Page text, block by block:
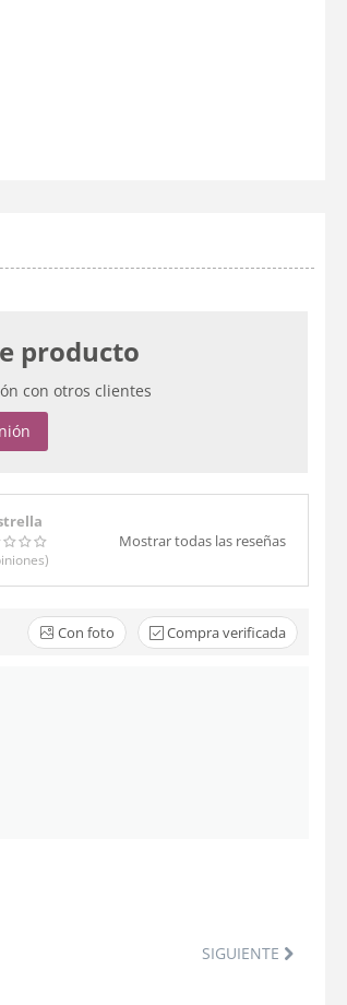
producto
con otros clientes
)
Mostrar todas las reseñas
Con foto Compra verificada
SIGUIENTE